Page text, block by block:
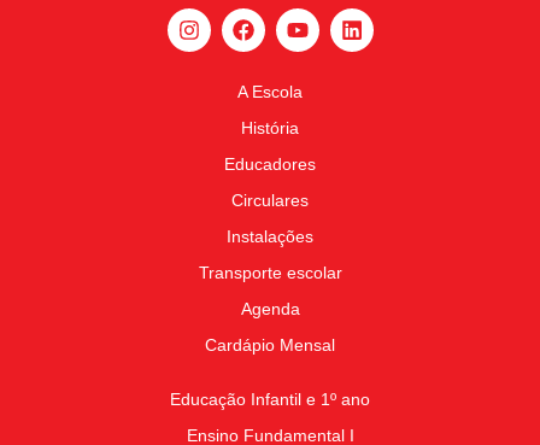
A Escola
História
Educadores
Circulares
Instalações
Transporte escolar
Agenda
Cardápio Mensal
Educação Infantil e 1º ano
Ensino Fundamental I